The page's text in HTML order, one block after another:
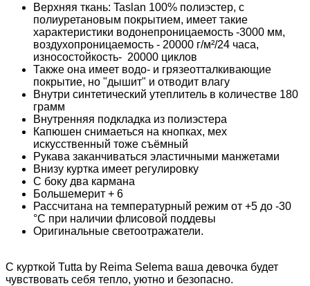
Верхняя ткань: Taslan 100% полиэстер, с
полиуретановым покрытием, имеет такие
характеристики водонепроницаемость -3000 мм,
воздухопроницаемость - 20000 г/м²/24 часа,
износостойкость- 20000 циклов
Также она имеет водо- и грязеотталкивающие
покрытие, но "дышит" и отводит влагу
Внутри синтетический утеплитель в количестве 180
грамм
Внутренняя подкладка из полиэстера
Капюшен снимаеться на кнопках, мех
искусственный тоже съёмный
Рукава заканчиваться эластичными манжетами
Внизу куртка имеет регулировку
С боку два кармана
Большемерит + 6
Рассчитана на температурный режим от +5 до -30
°C при наличии флисовой поддевы
Оригинальные светоотражатели.
С курткой Tutta by Reima Selema ваша девочка будет
чувствовать себя тепло, уютно и безопасно.